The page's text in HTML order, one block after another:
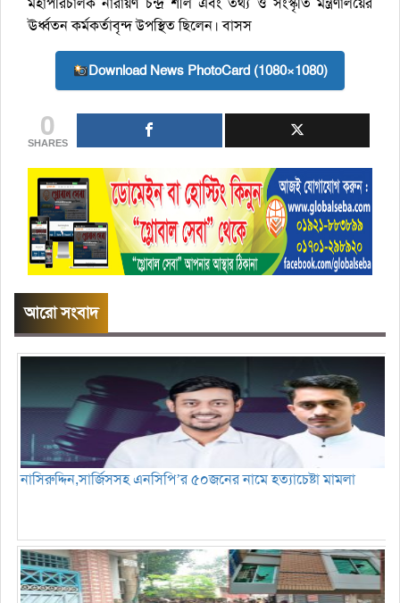
ঊর্ধ্বতন কর্মকর্তাবৃন্দ উপস্থিত ছিলেন। বাসস
Download News PhotoCard (1080×1080)
0
SHARES
আরো সংবাদ
নাসিরুদ্দিন,সার্জিসসহ এনসিপি’র ৫০জনের নামে হত্যাচেষ্টা মামলা